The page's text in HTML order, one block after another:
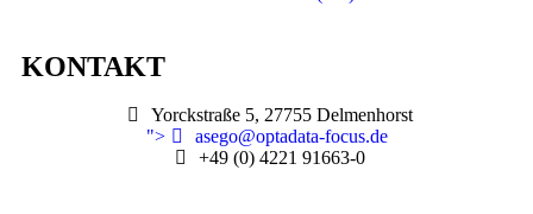
KONTAKT
Yorckstraße 5, 27755 Delmenhorst
">
asego@optadata-focus.de
+49 (0) 4221 91663-0